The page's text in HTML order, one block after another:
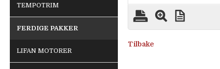
TEMPOTRIM
FERDIGE PAKKER
LIFAN MOTORER
Tilbake